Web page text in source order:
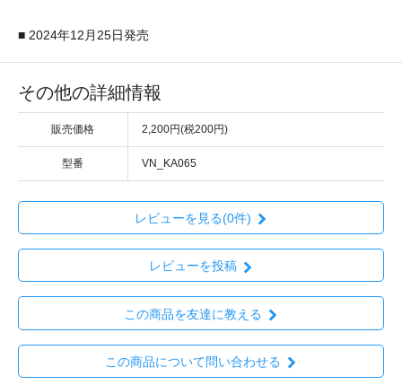
■ 2024年12月25日発売
その他の詳細情報
販売価格 2,200円(税200円)
型番 VN_KA065
レビューを見る(0件)
レビューを投稿
この商品を友達に教える
この商品について問い合わせる